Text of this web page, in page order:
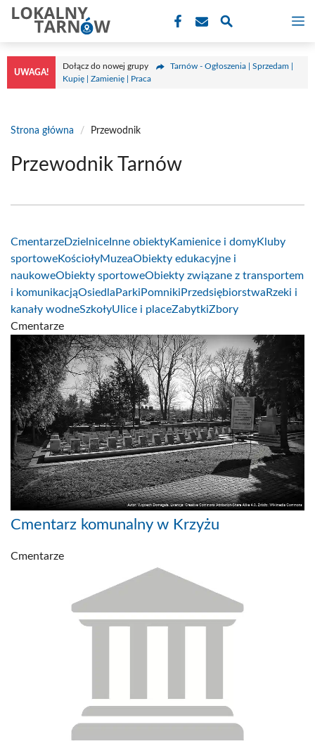
Przejdź
treści
UWAGA!
Dołącz do nowej grupy
Tarnów - Ogłoszenia | Sprzedam |
Kupię | Zamienię | Praca
Strona główna / Przewodnik
Przewodnik Tarnów
CmentarzeDzielnice Inne obiektyKamienice i domyKluby
sportoweKościołyMuzeaObiekty edukacyjne i
naukoweObiekty sportoweObiekty związane z transportem
i komunikacjąOsiedla Parki Pomniki Przedsiębiorstwa Rzeki i
kanały wodneSzkołyUlice i placeZabytkiZbory
Cmentarze
Cmentarz komunalny w Krzyżu
Cmentarze